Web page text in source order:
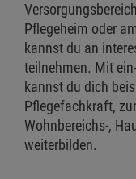
Pflegeheim oder
kannst du an
teilnehmen. Mit
kannst du dich
Pflegefachkraft,
Wohnbereichs-,
weiterbilden.